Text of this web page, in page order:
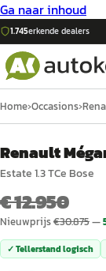
Ga naar inhoud
1.745erkende dealers
Home›Occasions›
Renault
Estate 1.3 TCe Bose
€ 12.950
Nieuwprijs€30.875—
✓ Tellerstand logisch